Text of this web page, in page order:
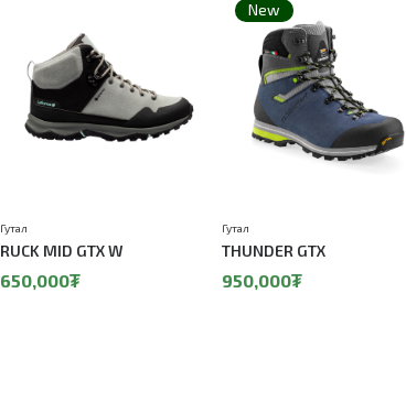
RUCK MID GTX W
Гутал
650,000₮
New
THUNDER GTX
Гутал
950,000₮